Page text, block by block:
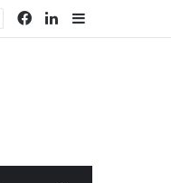
Facebook
LinkedIn